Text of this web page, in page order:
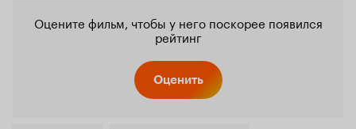
Оцените фильм, чтобы у него поскорее появился
рейтинг
Оценить